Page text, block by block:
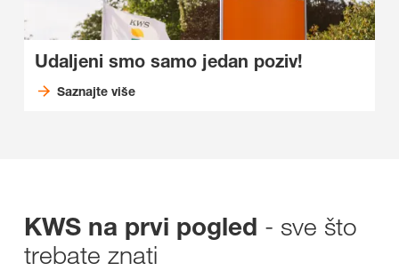
Udaljeni smo samo jedan poziv!
Saznajte više
KWS na prvi pogled - sve što
trebate znati